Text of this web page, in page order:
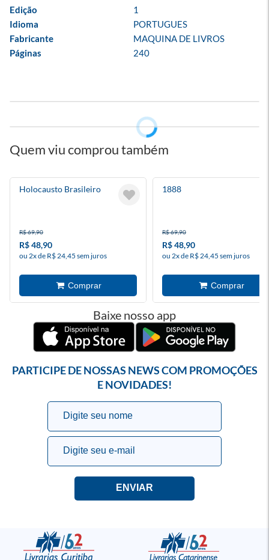
Edição
1
Idioma
PORTUGUES
Fabricante
MAQUINA DE LIVROS
Páginas
240
Quem viu comprou também
Holocausto Brasileiro
R$ 69,90
R$ 48,90
ou 2x de R$ 24,45 sem juros
1888
R$ 69,90
R$ 48,90
ou 2x de R$ 24,45 sem juros
Baixe nosso app
PARTICIPE DE NOSSAS NEWS COM PROMOÇÕES
E NOVIDADES!